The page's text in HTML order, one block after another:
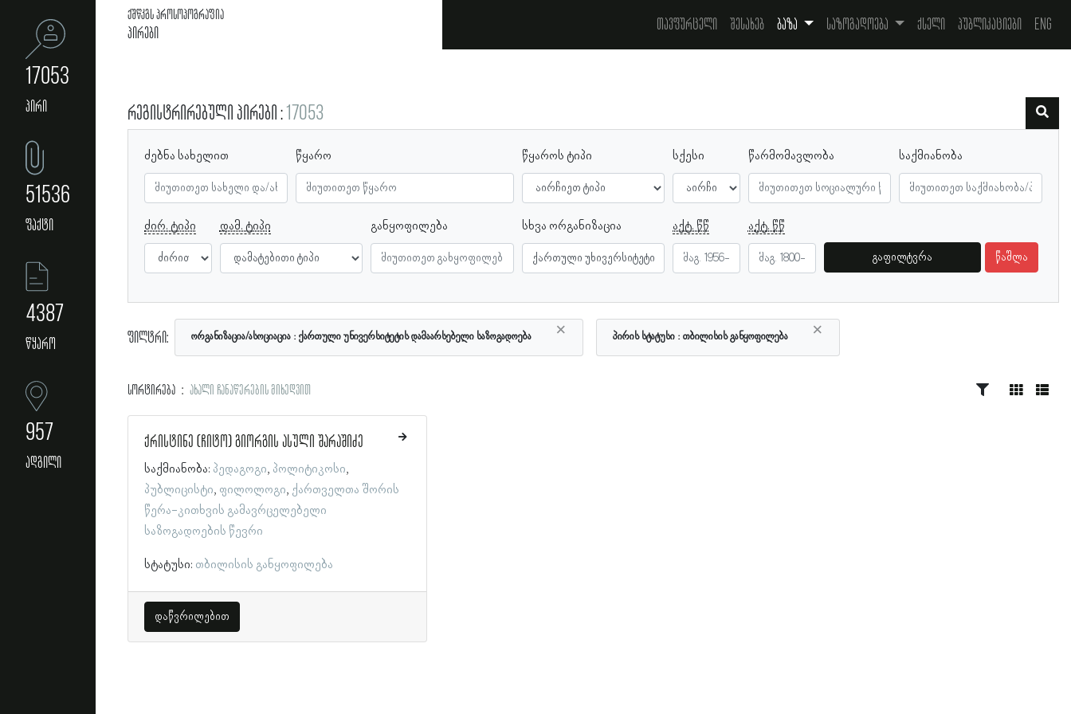
17053
პირი
51536
ფაქტი
4387
წყარო
957
ადგილი
ქშწკგს პროსოპოგრაფია
პირები თავფურცელი შესახებ ბაზა საზოგადოება ქსელი პუბლიკაციები Eng
რეგისტრირებული პირები 17053
ძებნა სახელით წყარო წყაროს ტიპი სქესი წარმომავლობა საქმიანობა
ძირ. ტიპი დამ. ტიპი განყოფილება სხვა ორგანიზაცია აქტ. წწ აქტ. წწ
გაფილტვრა წაშლა
ფილტრი: ×
ორგანიზაცია/ასოციაცია ქართული უნივერსიტეტის დამაარსებელი საზოგადოება ×
პირის სტატუსი თბილისის განყოფილება
სორტირება ახალი ჩანაწერების მიხედვით
ქრისტინე (ჩიტო) გიორგის ასული შარაშიძე
საქმიანობა: პედაგოგი პოლიტიკოსი
პუბლიცისტი ფილოლოგი ქართველთა შორის
წერა-კითხვის გამავრცელებელი
საზოგადოების წევრი
სტატუსი: თბილისის განყოფილება
დაწვრილებით